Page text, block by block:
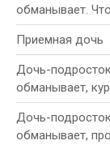
обманывает.
Приемная дочь
Дочь-
обманывает,
Что делать?
Дочь-
обманывает,